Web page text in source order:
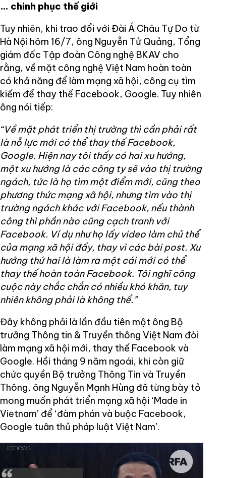
… chinh phục thế giới
Tuy nhiên, khi trao đổi với Đài Á Châu Tự Do từ
Hà Nội hôm 16/7, ông Nguyễn Tử Quảng, Tổng
giám đốc Tập đoàn Công nghệ BKAV cho
rằng, về mặt công nghệ Việt Nam hoàn toàn
có khả năng để làm mạng xã hội, công cụ tìm
kiếm để thay thế Facebook, Google. Tuy nhiên
ông nói tiếp:
“Về mặt phát triển thị trường thì cần phải rất
là nỗ lực mới có thể thay thế Facebook,
Google. Hiện nay tôi thấy có hai xu hướng,
một xu hướng là các công ty sẽ vào thị trường
ngách, tức là họ tìm một điểm mới, cũng theo
phương thức mạng xã hội, nhưng tìm vào thị
trường ngách khác với Facebook, nếu thành
công thì phần nào cũng cạch tranh với
Facebook. Ví dụ như họ lấy video làm chủ thể
của mạng xã hội đấy, thay vì các bài post. Xu
hướng thứ hai là làm ra một cái mới có thể
thay thế hoàn toàn Facebook. Tôi nghĩ công
cuộc này chắc chắn có nhiều khó khăn, tuy
nhiên không phải là không thể.”
Đây không phải là lần đầu tiên một ông Bộ
trưởng Thông tin & Truyền thông Việt Nam đòi
làm mạng xã hội mới, thay thế Facebook và
Google. Hồi tháng 9 năm ngoái, khi còn giữ
chức quyền Bộ trưởng Thông Tin và Truyền
Thông, ông Nguyễn Mạnh Hùng đã từng bày tỏ
mong muốn phát triển mạng xã hội ‘Made in
Vietnam’ để ‘đàm phán và buộc Facebook,
Google tuân thủ pháp luật Việt Nam’.